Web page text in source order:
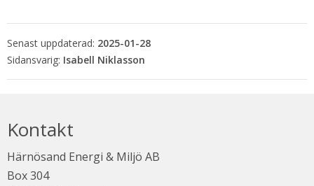
Senast uppdaterad: 2025-01-28
Isabell Niklasson
Kontakt
Härnösand Energi & Miljö AB
Box 304